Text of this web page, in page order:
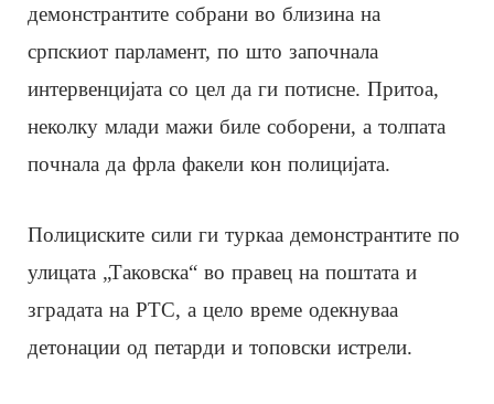
демонстрантите собрани во близина на
српскиот парламент, по што започнала
интервенцијата со цел да ги потисне. Притоа,
неколку млади мажи биле соборени, а толпата
почнала да фрла факели кон полицијата.
Полициските сили ги туркаа демонстрантите по
улицата „Таковска“ во правец на поштата и
зградата на РТС, а цело време одекнуваа
детонации од петарди и топовски истрели.